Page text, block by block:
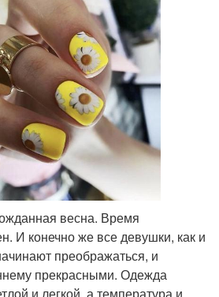
весна. Время
И конечно же все девушки, как и
преображаться, и
прекрасными. Одежда
и легкой, а температура и